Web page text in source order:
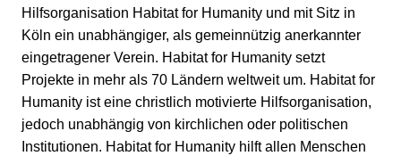
Hilfsorganisation Habitat for Humanity und mit Sitz in
Köln ein unabhängiger, als gemeinnützig anerkannter
eingetragener Verein. Habitat for Humanity setzt
Projekte in mehr als 70 Ländern weltweit um. Habitat for
Humanity ist eine christlich motivierte Hilfsorganisation,
jedoch unabhängig von kirchlichen oder politischen
Institutionen. Habitat for Humanity hilft allen Menschen